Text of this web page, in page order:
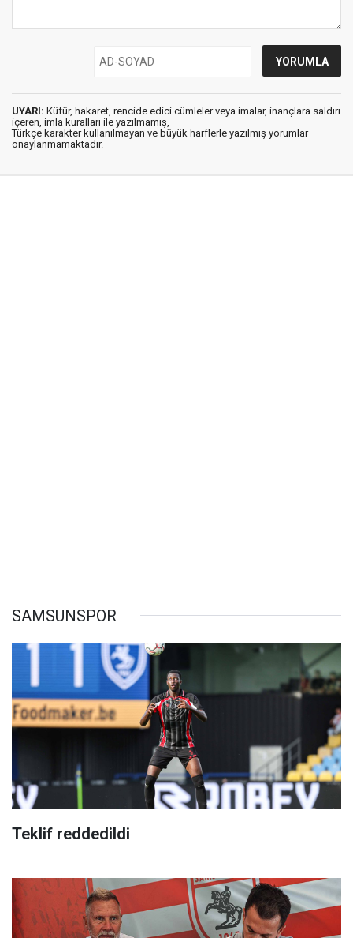
UYARI: Küfür, hakaret, rencide edici cümleler veya imalar, inançlara saldırı
içeren, imla kuralları ile yazılmamış,
Türkçe karakter kullanılmayan ve büyük harflerle yazılmış yorumlar
onaylanmamaktadır.
SAMSUNSPOR
Teklif reddedildi